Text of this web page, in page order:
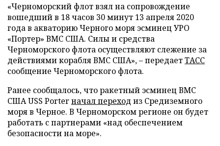
«Черноморский флот взял на сопровождение
вошедший в 18 часов 30 минут 13 апреля 2020
года в акваторию Черного моря эсминец УРО
«Портер» ВМС США. Силы и средства
Черноморского флота осуществляют слежение за
действиями корабля ВМС США», – передаетТАСС
сообщение Черноморского флота.
Ранее сообщалось, что ракетный эсминец ВМС
США USS Porterначал переход из Средиземного
моря в Черное. В Черноморском регионе он будет
работать с партнерами «над обеспечением
безопасности на море».